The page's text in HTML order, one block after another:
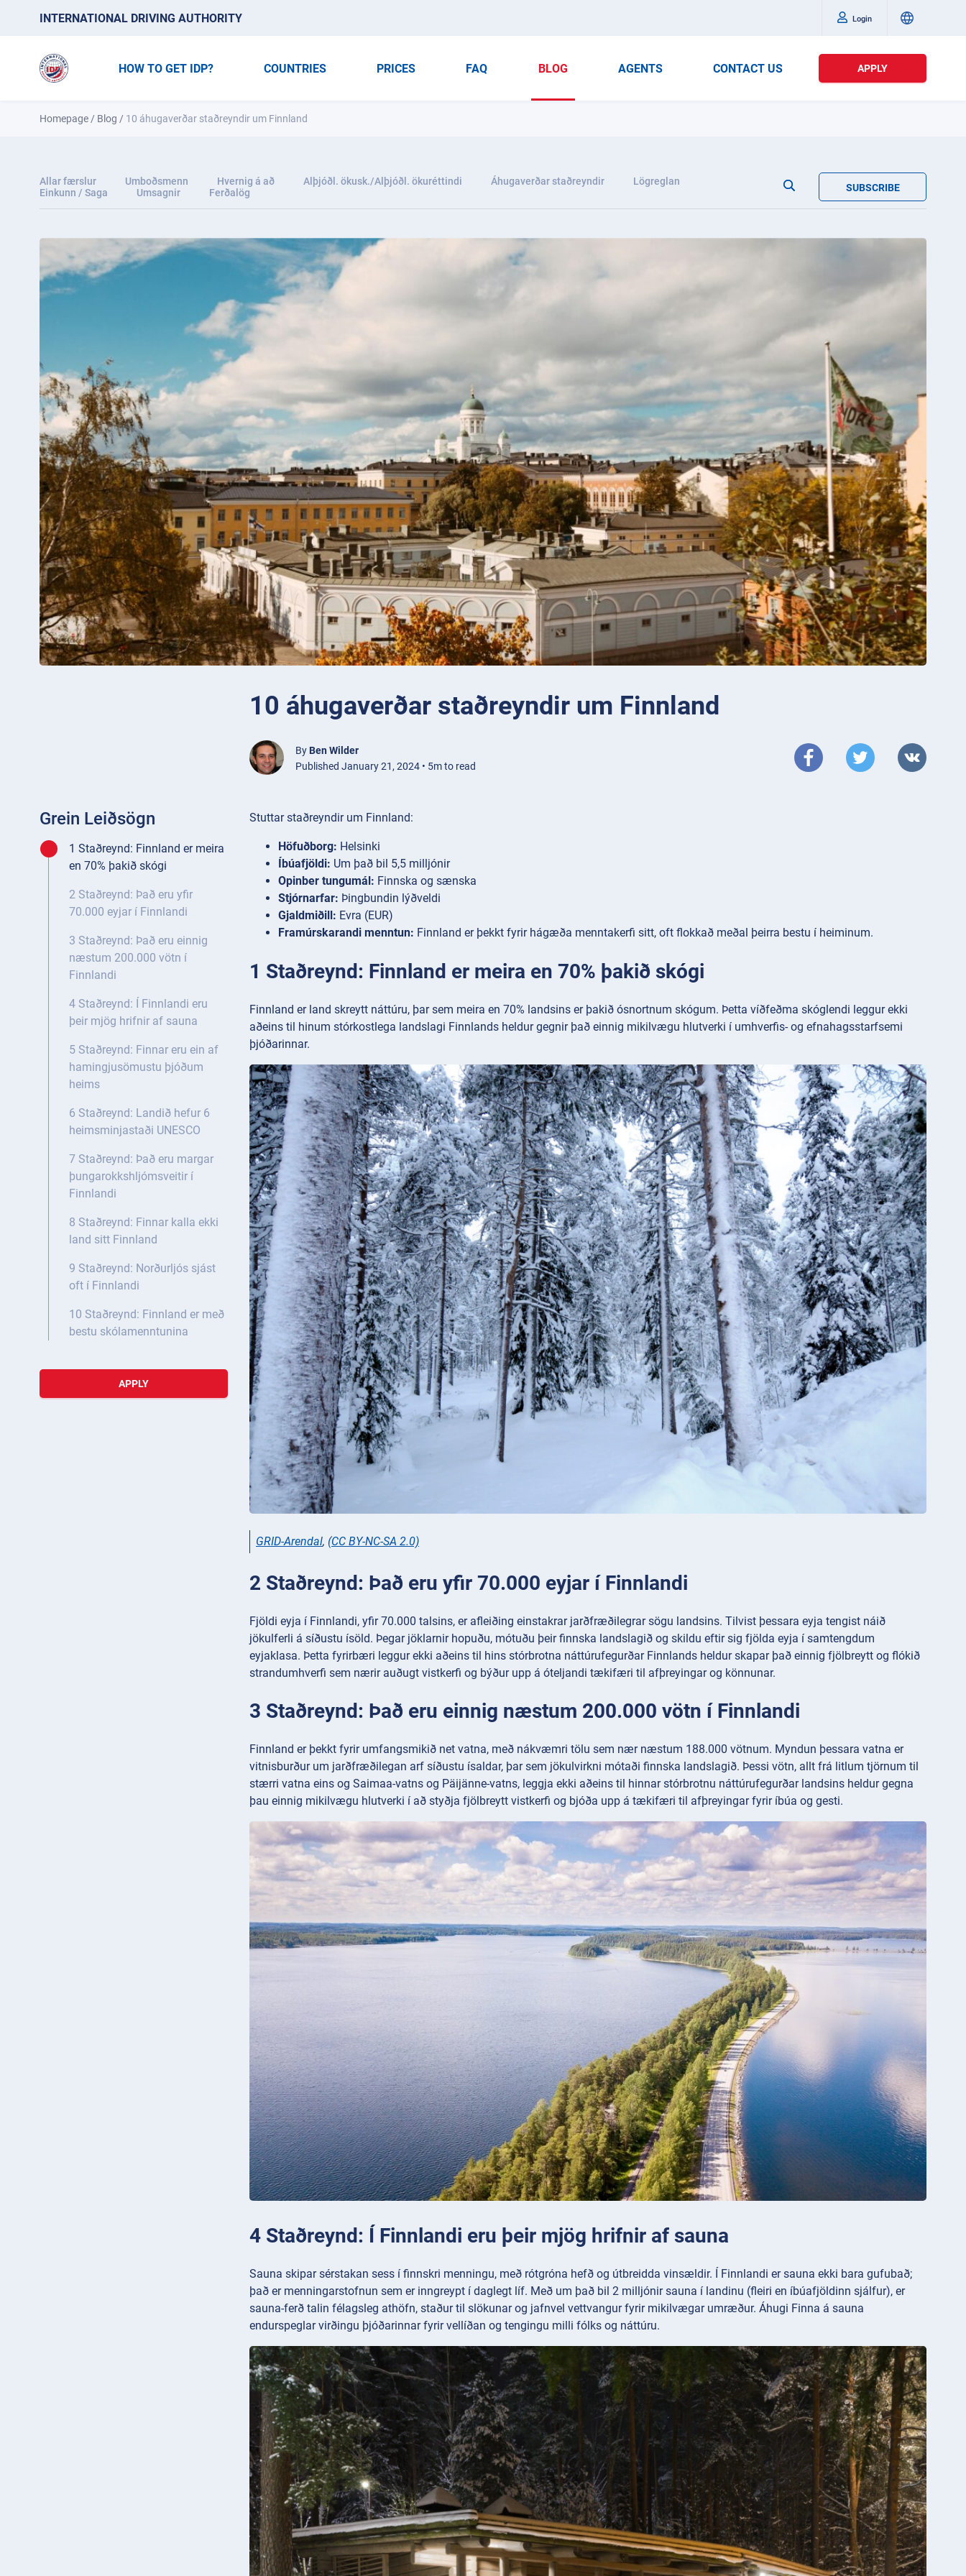
INTERNATIONAL DRIVING AUTHORITY Login
HOW TO GET IDP? COUNTRIES PRICES FAQ BLOG AGENTS CONTACT US APPLY
Homepage / Blog / 10 áhugaverðar staðreyndir um Finnland
Allar færslur Umboðsmenn Hvernig á að Alþjóðl. ökusk./Alþjóðl. ökuréttindi Áhugaverðar staðreyndir
Lögreglan
Einkunn / Saga
Umsagnir Ferðalög SUBSCRIBE
10 áhugaverðar staðreyndir um Finnland
By Ben Wilder
Published January 21, 2024 • 5m to read
Grein Leiðsögn
1 Staðreynd: Finnland er meira
en 70% þakið skógi
2 Staðreynd: Það eru yfir
70.000 eyjar í Finnlandi
3 Staðreynd: Það eru einnig
næstum 200.000 vötn í
Finnlandi
4 Staðreynd: Í Finnlandi eru
þeir mjög hrifnir af sauna
5 Staðreynd: Finnar eru ein af
hamingjusömustu þjóðum
heims
6 Staðreynd: Landið hefur 6
heimsminjastaði UNESCO
7 Staðreynd: Það eru margar
þungarokkshljómsveitir í
Finnlandi
8 Staðreynd: Finnar kalla ekki
land sitt Finnland
9 Staðreynd: Norðurljós sjást
oft í Finnlandi
10 Staðreynd: Finnland er með
bestu skólamenntunina
APPLY
Stuttar staðreyndir um Finnland:
Höfuðborg: Helsinki
Íbúafjöldi: Um það bil 5,5 milljónir
Opinber tungumál: Finnska og sænska
Stjórnarfar: Þingbundin lýðveldi
Gjaldmiðill: Evra (EUR)
Framúrskarandi menntun: Finnland er þekkt fyrir hágæða menntakerfi sitt, oft flokkað meðal þeirra bestu í heiminum.
1 Staðreynd: Finnland er meira en 70% þakið skógi
Finnland er land skreytt náttúru, þar sem meira en 70% landsins er þakið ósnortnum skógum. Þetta víðfeðma skóglendi leggur ekki
aðeins til hinum stórkostlega landslagi Finnlands heldur gegnir það einnig mikilvægu hlutverki í umhverfis- og efnahagsstarfsemi
þjóðarinnar.
GRID-Arendal, (CC BY-NC-SA 2.0)
2 Staðreynd: Það eru yfir 70.000 eyjar í Finnlandi
Fjöldi eyja í Finnlandi, yfir 70.000 talsins, er afleiðing einstakrar jarðfræðilegrar sögu landsins. Tilvist þessara eyja tengist náið
jökulferli á síðustu ísöld. Þegar jöklarnir hopuðu, mótuðu þeir finnska landslagið og skildu eftir sig fjölda eyja í samtengdum
eyjaklasa. Þetta fyrirbæri leggur ekki aðeins til hins stórbrotna náttúrufegurðar Finnlands heldur skapar það einnig fjölbreytt og flókið
strandumhverfi sem nærir auðugt vistkerfi og býður upp á óteljandi tækifæri til afþreyingar og könnunar.
3 Staðreynd: Það eru einnig næstum 200.000 vötn í Finnlandi
Finnland er þekkt fyrir umfangsmikið net vatna, með nákvæmri tölu sem nær næstum 188.000 vötnum. Myndun þessara vatna er
vitnisburður um jarðfræðilegan arf síðustu ísaldar, þar sem jökulvirkni mótaði finnska landslagið. Þessi vötn, allt frá litlum tjörnum til
stærri vatna eins og Saimaa-vatns og Päijänne-vatns, leggja ekki aðeins til hinnar stórbrotnu náttúrufegurðar landsins heldur gegna
þau einnig mikilvægu hlutverki í að styðja fjölbreytt vistkerfi og bjóða upp á tækifæri til afþreyingar fyrir íbúa og gesti.
4 Staðreynd: Í Finnlandi eru þeir mjög hrifnir af sauna
Sauna skipar sérstakan sess í finnskri menningu, með rótgróna hefð og útbreidda vinsældir. Í Finnlandi er sauna ekki bara gufubað;
það er menningarstofnun sem er inngreypt í daglegt líf. Með um það bil 2 milljónir sauna í landinu (fleiri en íbúafjöldinn sjálfur), er
sauna-ferð talin félagsleg athöfn, staður til slökunar og jafnvel vettvangur fyrir mikilvægar umræður. Áhugi Finna á sauna
endurspeglar virðingu þjóðarinnar fyrir vellíðan og tengingu milli fólks og náttúru.